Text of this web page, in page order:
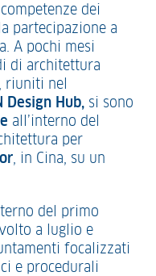
dei
partecipazione a
A pochi mesi
di architettura
riuniti nel
Design Hub, si sono
all’interno del
per
, in Cina, su un
del primo
a luglio e
focalizzati
e procedurali